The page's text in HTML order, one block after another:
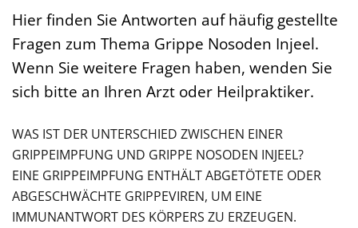
Hier finden Sie Antworten auf häufig gestellte
Fragen zum Thema Grippe Nosoden Injeel.
Wenn Sie weitere Fragen haben, wenden Sie
sich bitte an Ihren Arzt oder Heilpraktiker.
WAS IST DER UNTERSCHIED ZWISCHEN EINER
GRIPPEIMPFUNG UND GRIPPE NOSODEN INJEEL?
EINE GRIPPEIMPFUNG ENTHÄLT ABGETÖTETE ODER
ABGESCHWÄCHTE GRIPPEVIREN, UM EINE
IMMUNANTWORT DES KÖRPERS ZU ERZEUGEN.